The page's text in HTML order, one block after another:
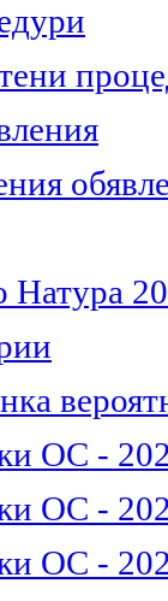
Натура
ОС -
ОС -
ОС -